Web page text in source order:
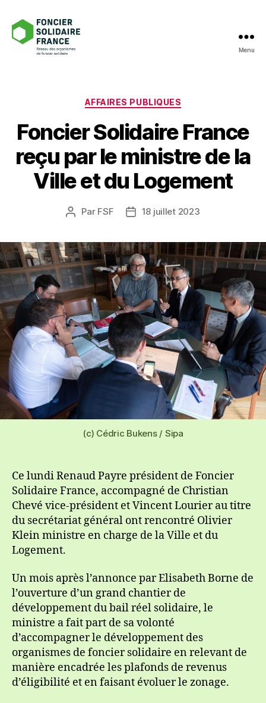
Menu
Catégories
AFFAIRES PUBLIQUES
Foncier Solidaire France
reçu par le ministre de la
Ville et du Logement
Auteur
Par FSF
Date18 juillet 2023
(c) Cédric Bukens / Sipa
Ce lundi Renaud Payre président de Foncier
Solidaire France, accompagné de Christian
Chevé vice-président et Vincent Lourier au titre
du secrétariat général ont rencontré Olivier
Klein ministre en charge de la Ville et du
Logement.
Un mois après l’annonce par Elisabeth Borne de
l’ouverture d’un grand chantier de
développement du bail réel solidaire, le
ministre a fait part de sa volonté
d’accompagner le développement des
organismes de foncier solidaire en relevant de
manière encadrée les plafonds de revenus
d’éligibilité et en faisant évoluer le zonage.